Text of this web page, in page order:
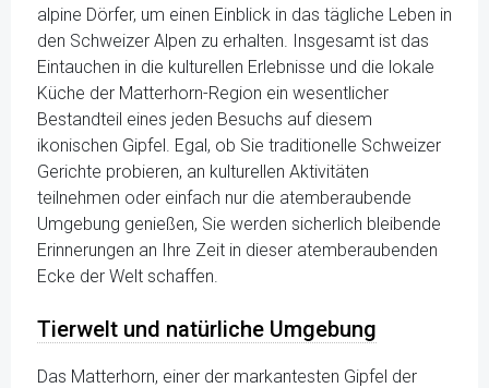
alpine Dörfer, um einen Einblick in das tägliche Leben in
den Schweizer Alpen zu erhalten. Insgesamt ist das
Eintauchen in die kulturellen Erlebnisse und die lokale
Küche der Matterhorn-Region ein wesentlicher
Bestandteil eines jeden Besuchs auf diesem
ikonischen Gipfel. Egal, ob Sie traditionelle Schweizer
Gerichte probieren, an kulturellen Aktivitäten
teilnehmen oder einfach nur die atemberaubende
Umgebung genießen, Sie werden sicherlich bleibende
Erinnerungen an Ihre Zeit in dieser atemberaubenden
Ecke der Welt schaffen.
Tierwelt und natürliche Umgebung
Das Matterhorn, einer der markantesten Gipfel der